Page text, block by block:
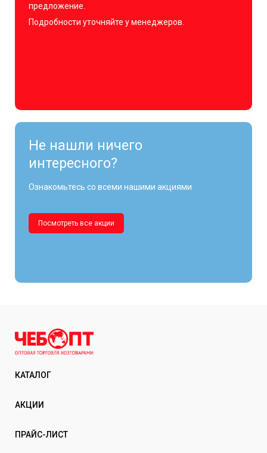
предложение.
Подробности уточняйте у менеджеров.
Не нашли ничего
интересного?
Ознакомьтесь со всеми нашими акциями
Посмотреть все акции
КАТАЛОГ
АКЦИИ
ПРАЙС-ЛИСТ